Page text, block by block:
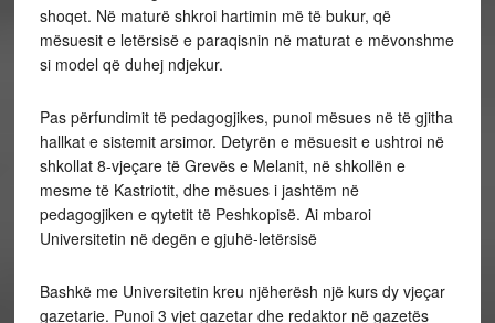
shoqet. Në maturë shkroi hartimin më të bukur, që
mësuesit e letërsisë e paraqisnin në maturat e mëvonshme
si model që duhej ndjekur.
Pas përfundimit të pedagogjikes, punoi mësues në të gjitha
hallkat e sistemit arsimor. Detyrën e mësuesit e ushtroi në
shkollat 8-vjeçare të Grevës e Melanit, në shkollën e
mesme të Kastriotit, dhe mësues i jashtëm në
pedagogjiken e qytetit të Peshkopisë. Ai mbaroi
Universitetin në degën e gjuhë-letërsisë
Bashkë me Universitetin kreu njëherësh një kurs dy vjeçar
gazetarie. Punoi 3 vjet gazetar dhe redaktor në gazetës